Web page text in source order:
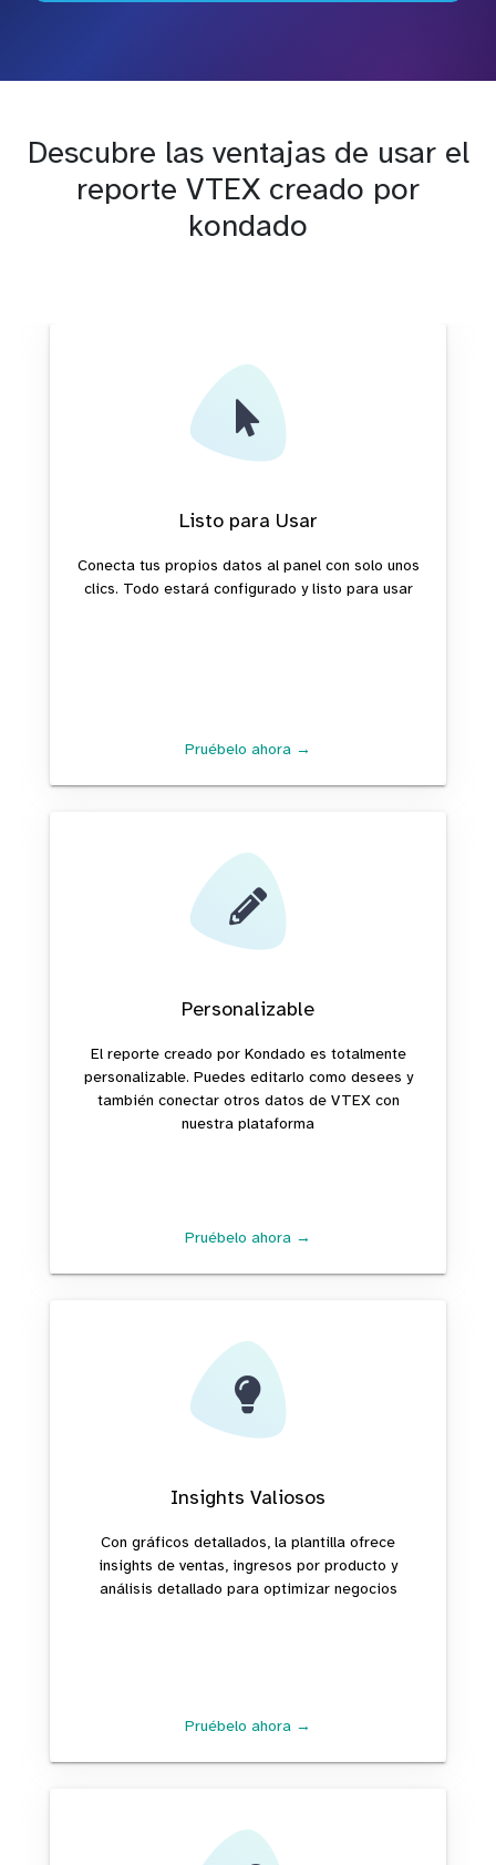
Descubre las ventajas de usar el
reporte VTEX creado por
kondado
Listo para Usar
Conecta tus propios datos al panel con solo unos
clics. Todo estará configurado y listo para usar
Pruébelo ahora →
Personalizable
El reporte creado por Kondado es totalmente
personalizable. Puedes editarlo como desees y
también conectar otros datos de VTEX con
nuestra plataforma
Pruébelo ahora →
Insights Valiosos
Con gráficos detallados, la plantilla ofrece
insights de ventas, ingresos por producto y
análisis detallado para optimizar negocios
Pruébelo ahora →